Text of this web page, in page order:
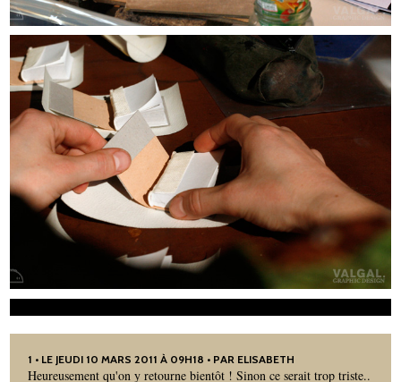
1 • LE JEUDI 10 MARS 2011 À 09H18 • PAR ELISABETH
Heureusement qu'on y retourne bientôt ! Sinon ce serait trop triste..